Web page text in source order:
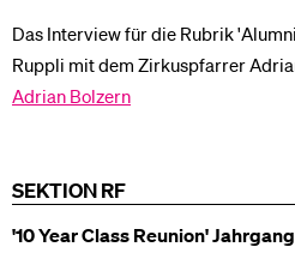
Das Interview für die Rubrik
Ruppli mit dem Zirkuspfarrer
Adrian Bolzern
SEKTION RF
'10 Year Class Reunion'